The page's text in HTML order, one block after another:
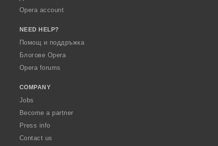
Opera account
NEED HELP?
Помощ и поддръжка
Блогове Opera
Opera forums
COMPANY
Jobs
Become a partner
Press info
Contact us